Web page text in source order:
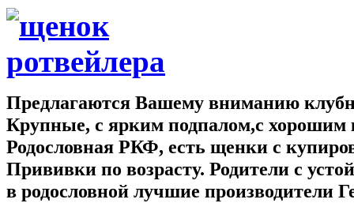
Предлагаются Вашему вниманию
Крупные, с ярким подпалом,с хорошим
Родословная РКФ, есть щенки с
Прививки по возрасту. Родители с
в родословной лучшие производители